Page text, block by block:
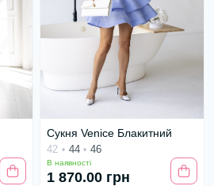
Сукня Venice Блакитний
42 44 46
В наявності
1 870.00 грн